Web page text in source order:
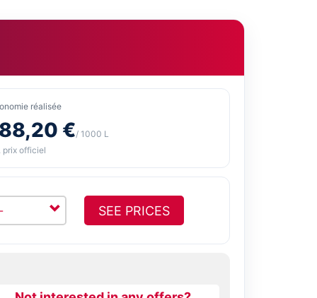
réalisée
€/ 1000 L
prix officiel
SEE PRICES